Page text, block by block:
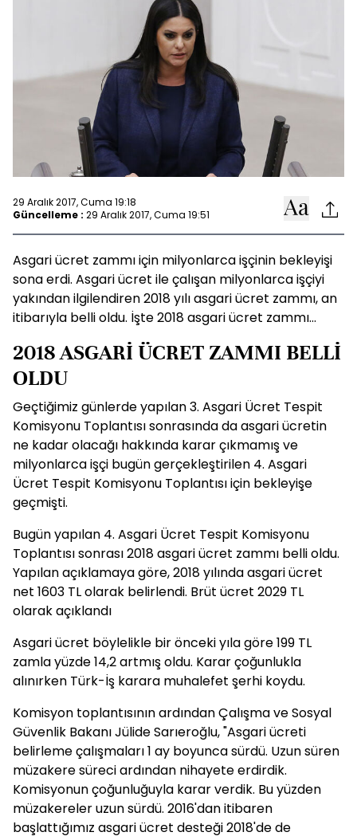
29 Aralık 2017, Cuma 19:18
Güncelleme : 29 Aralık 2017, Cuma 19:51
Asgari ücret zammı için milyonlarca işçinin bekleyişi
sona erdi. Asgari ücret ile çalışan milyonlarca işçiyi
yakından ilgilendiren 2018 yılı asgari ücret zammı, an
itibarıyla belli oldu. İşte 2018 asgari ücret zammı...
2018 ASGARİ ÜCRET ZAMMI BELLİ
OLDU
Geçtiğimiz günlerde yapılan 3. Asgari Ücret Tespit
Komisyonu Toplantısı sonrasında da asgari ücretin
ne kadar olacağı hakkında karar çıkmamış ve
milyonlarca işçi bugün gerçekleştirilen 4. Asgari
Ücret Tespit Komisyonu Toplantısı için bekleyişe
geçmişti.
Bugün yapılan 4. Asgari Ücret Tespit Komisyonu
Toplantısı sonrası 2018 asgari ücret zammı belli oldu.
Yapılan açıklamaya göre, 2018 yılında asgari ücret
net 1603 TL olarak belirlendi. Brüt ücret 2029 TL
olarak açıklandı
Asgari ücret böylelikle bir önceki yıla göre 199 TL
zamla yüzde 14,2 artmış oldu. Karar çoğunlukla
alınırken Türk-İş karara muhalefet şerhi koydu.
Komisyon toplantısının ardından Çalışma ve Sosyal
Güvenlik Bakanı Jülide Sarıeroğlu, "Asgari ücreti
belirleme çalışmaları 1 ay boyunca sürdü. Uzun süren
müzakere süreci ardından nihayete erdirdik.
Komisyonun çoğunluğuyla karar verdik. Bu yüzden
müzakereler uzun sürdü. 2016'dan itibaren
başlattığımız asgari ücret desteği 2018'de de